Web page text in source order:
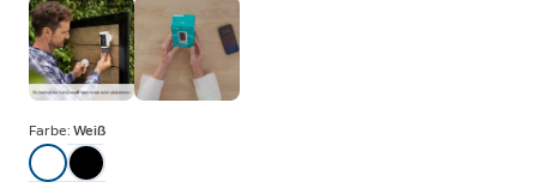
Farbe: Weiß